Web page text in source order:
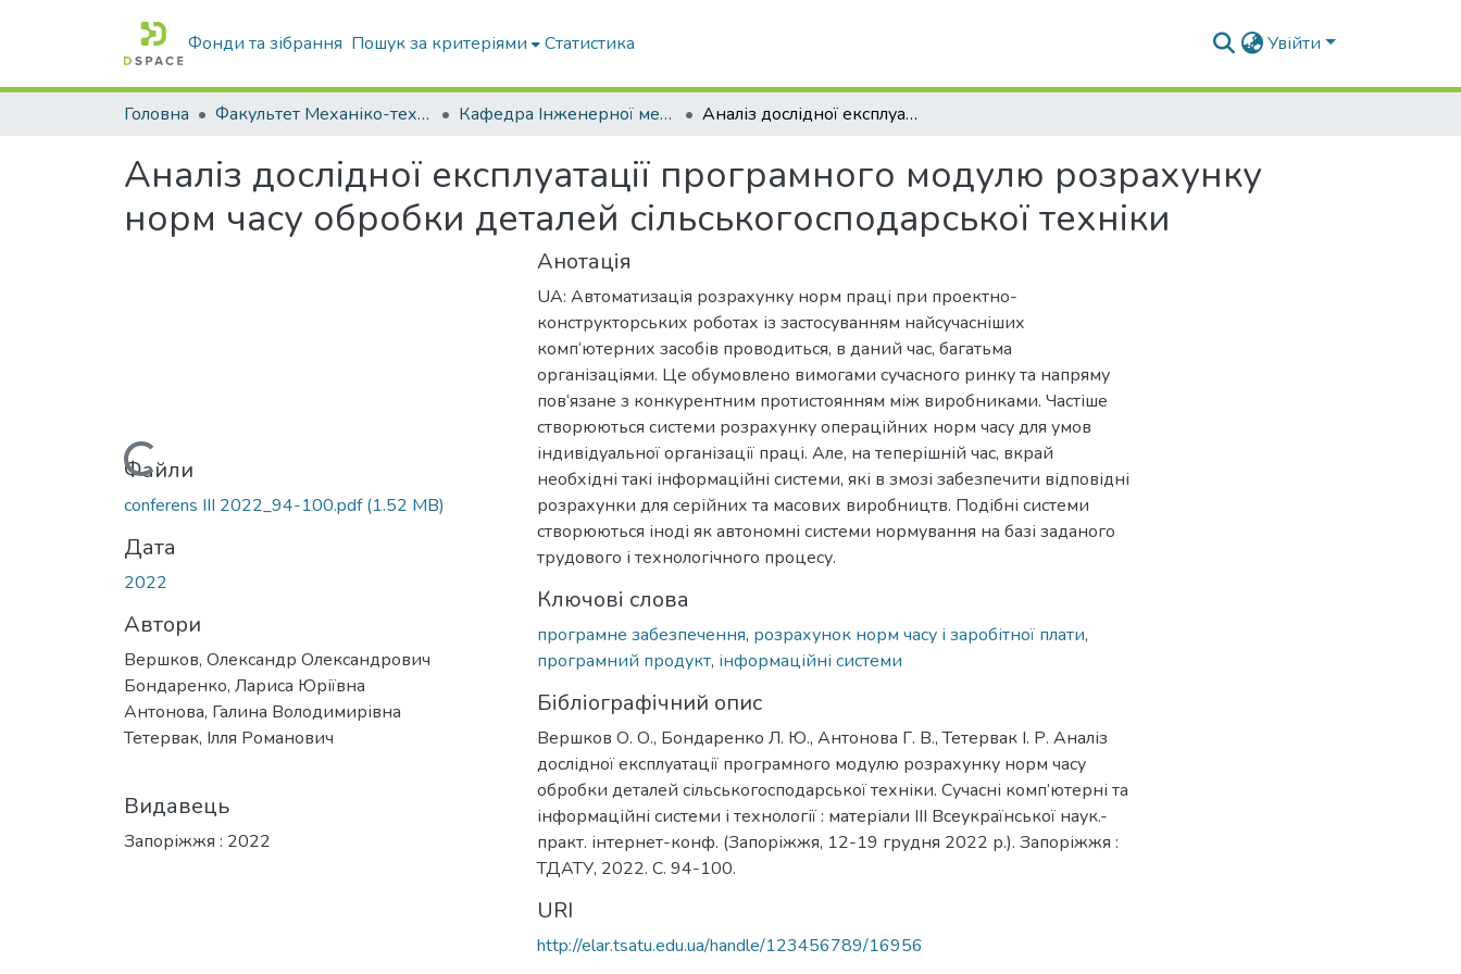
Фонди та зібрання Пошук за критеріями Статистика Увійти
Головна Факультет Механіко-технологічний Кафедра Інженерної механіки та комп'ютерного проектування Аналіз дослідної експлуатації програмного модулю розрахунку норм часу обробки деталей сільськогосподарської техніки
Аналіз дослідної експлуатації програмного модулю розрахунку
норм часу обробки деталей сільськогосподарської техніки
Вантажиться...
Файли
conferens III 2022_94-100.pdf(1.52 MB)
Дата
2022
Автори
Вершков, Олександр Олександрович
Бондаренко, Лариса Юріївна
Антонова, Галина Володимирівна
Тетервак, Ілля Романович
Видавець
Запоріжжя : 2022
Анотація
UA: Автоматизація розрахунку норм праці при проектно-
конструкторських роботах із застосуванням найсучасніших
комп‘ютерних засобів проводиться, в даний час, багатьма
організаціями. Це обумовлено вимогами сучасного ринку та напряму
пов‘язане з конкурентним протистоянням між виробниками. Частіше
створюються системи розрахунку операційних норм часу для умов
індивідуальної організації праці. Але, на теперішній час, вкрай
необхідні такі інформаційні системи, які в змозі забезпечити відповідні
розрахунки для серійних та масових виробництв. Подібні системи
створюються іноді як автономні системи нормування на базі заданого
трудового і технологічного процесу.
Ключові слова
програмне забезпечення, розрахунок норм часу і заробітної плати,
програмний продукт, інформаційні системи
Бібліографічний опис
Вершков О. О., Бондаренко Л. Ю., Антонова Г. В., Тетервак І. Р. Аналіз
дослідної експлуатації програмного модулю розрахунку норм часу
обробки деталей сільськогосподарської техніки. Сучасні комп’ютерні та
інформаційні системи і технології : матеріали ІІІ Всеукраїнської наук.-
практ. інтернет-конф. (Запоріжжя, 12-19 грудня 2022 р.). Запоріжжя :
ТДАТУ, 2022. С. 94-100.
URI
http://elar.tsatu.edu.ua/handle/123456789/16956